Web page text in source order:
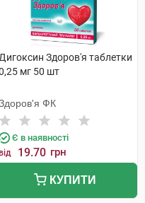
Дигоксин Здоров'я таблетки
мг 50 шт
ФК
Є в наявності
19.70 грн
КУПИТИ